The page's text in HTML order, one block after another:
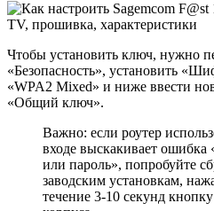
Чтобы установить ключ, нужно
«Безопасность», установить
«WPA2 Mixed» и ниже ввести
«Общий ключ».
Важно: если роутер
входе выскакивает
или пароль», попробуйте
заводским установкам,
течение 3-10 секунд